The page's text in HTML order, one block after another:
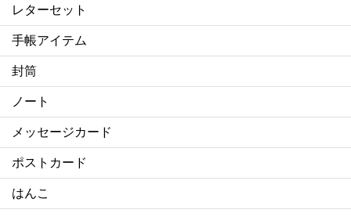
レターセット
手帳アイテム
封筒
ノート
メッセージカード
ポストカード
はんこ